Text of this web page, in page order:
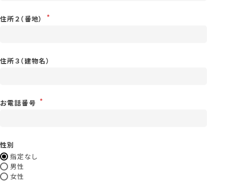
住所２（番地）
住所３（建物名）
お電話番号
性別
指定なし
男性
女性